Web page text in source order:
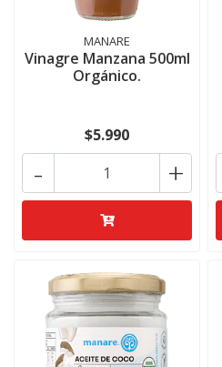
MANARE
Vinagre Manzana 500ml
Orgánico.
$5.990
+
-